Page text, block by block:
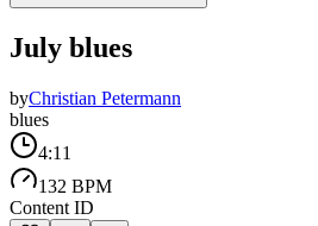
July blues
byChristian Petermann
blues
4:11
132 BPM
Content ID